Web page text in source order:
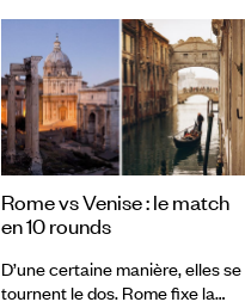
collines et ses valons, ses terres
chaudes de soleil, ses paysages
ponctués d’oliviers, de vignes et
d’amandiers. On aime ses villes
et ses vestiges, de Syracuse à
Taormina. Et le bleu de la mer
qui la baigne de part en part, ses
criques aux eaux limpides
irradiées de soleil, ses plages de
sable fin.
Rome vs Venise : le match
en 10 rounds
D’une certaine manière, elles se
tournent le dos. Rome fixe la